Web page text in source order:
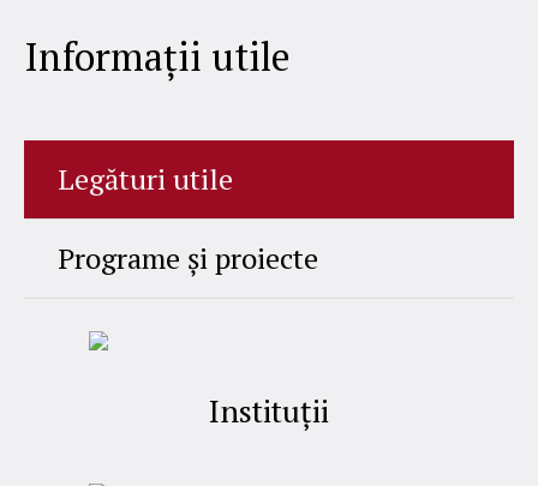
Informații utile
Legături utile
Programe și proiecte
Instituții